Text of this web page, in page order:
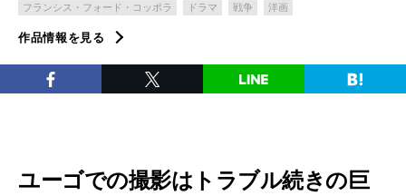
フランシス・フォード・コッポラ
ドラマ 戦争 洋画
作品情報を見る
ユーゴでの撮影はトラブル続きの巨